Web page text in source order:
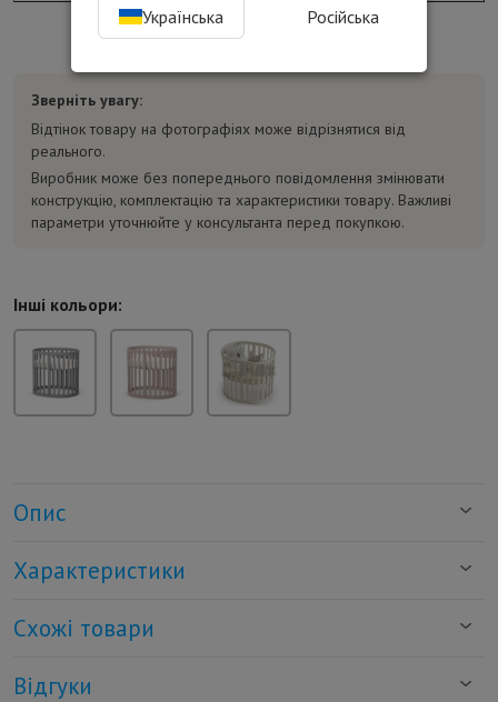
Зверніть увагу:
Відтінок товару на фотографіях може відрізнятися від
реального.
Виробник може без попереднього повідомлення змінювати
конструкцію, комплектацію та характеристики товару. Важливі
параметри уточнюйте у консультанта перед покупкою.
Інші кольори:
Опис
Характеристики
Схожі товари
Відгуки
Українська
Російська